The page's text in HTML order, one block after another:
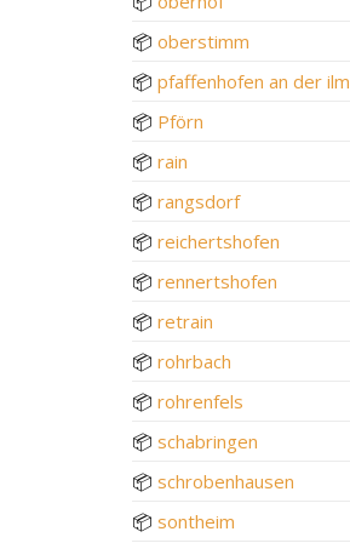
📦 oberstimm
📦 pfaffenhofen an der ilm
📦 Pförn
📦 rain
📦 rangsdorf
📦 reichertshofen
📦 rennertshofen
📦 retrain
📦 rohrbach
📦 rohrenfels
📦 schabringen
📦 schrobenhausen
📦 sontheim